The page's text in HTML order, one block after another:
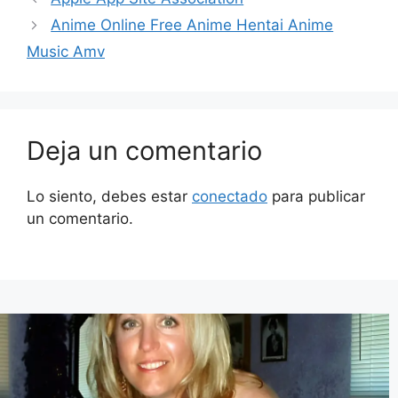
Anime Online Free Anime Hentai Anime
Music Amv
Deja un comentario
Lo siento, debes estar conectado para publicar
un comentario.